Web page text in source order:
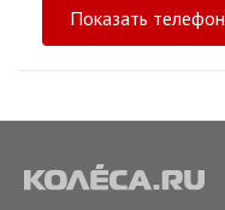
Показать телефон